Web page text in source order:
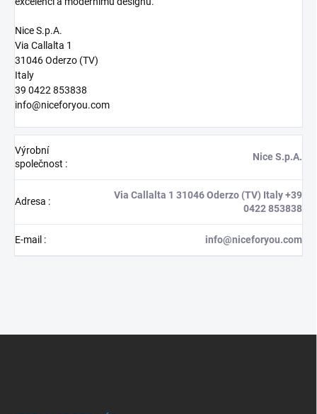
Nice S.p.A.
Via Callalta 1
31046 Oderzo (TV)
Italy
39 0422 853838
info@niceforyou.com
Výrobní
společnost :
Nice S.p.A.
Adresa :
Via Callalta 1 31046 Oderzo (TV) Italy +39
0422 853838
E-mail : info@niceforyou.com